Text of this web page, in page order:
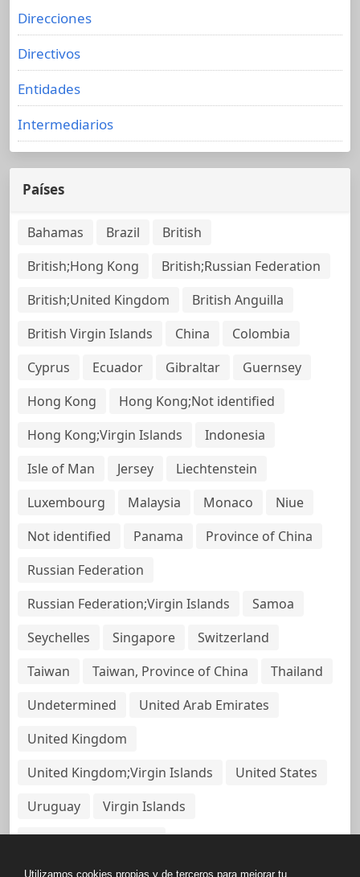
Direcciones
Directivos
Entidades
Intermediarios
Países
Bahamas Brazil
British
British;Hong Kong
British;Russian Federation
British;United Kingdom
British Anguilla
British Virgin Islands
China
Colombia
Cyprus
Ecuador Gibraltar
Guernsey
Hong Kong
Hong Kong;Not identified
Hong Kong;Virgin Islands
Indonesia
Isle of Man
Jersey
Liechtenstein
Luxembourg
Malaysia Monaco
Niue
Not identified
Panama
Province of China
Russian Federation
Russian Federation;Virgin Islands
Samoa
Seychelles
Singapore
Switzerland
Taiwan
Taiwan, Province of China
Thailand
Undetermined
United Arab Emirates
United Kingdom
United Kingdom;Virgin Islands
United States
Uruguay
Virgin Islands
Virgin Islands, British
Utilizamos cookies propias y de terceros para mejorar tu